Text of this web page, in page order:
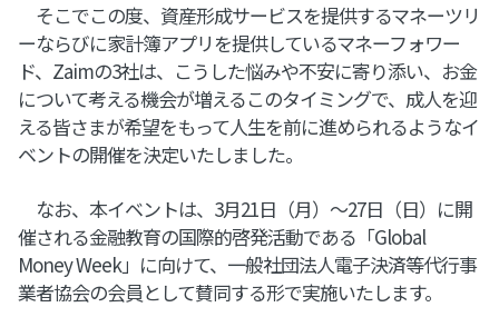
そこでこの度、資産形成サービスを提供するマネーツリ
ーならびに家計簿アプリを提供しているマネーフォワー
ド、Zaimの3社は、こうした悩みや不安に寄り添い、お金
について考える機会が増えるこのタイミングで、成人を迎
える皆さまが希望をもって人生を前に進められるようなイ
ベントの開催を決定いたしました。
なお、本イベントは、3月21日（月）〜27日（日）に開
催される金融教育の国際的啓発活動である「Global
Money Week」に向けて、一般社団法人電子決済等代行事
業者協会の会員として賛同する形で実施いたします。